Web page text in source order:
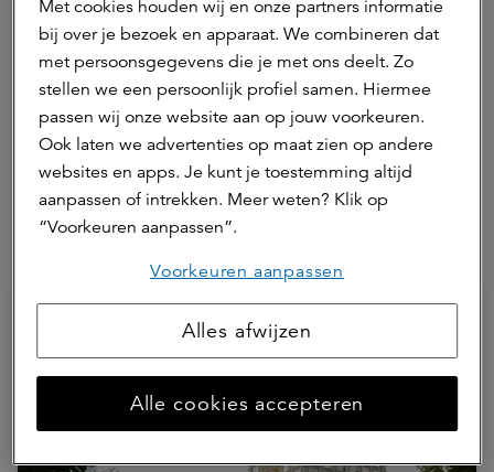
ASR Dutch Core Residential Fund
Deel dit artikel
Hierna lezen
Met cookies houden wij en onze partners informatie
bij over je bezoek en apparaat. We combineren dat
met persoonsgegevens die je met ons deelt. Zo
stellen we een persoonlijk profiel samen. Hiermee
passen wij onze website aan op jouw voorkeuren.
Ook laten we advertenties op maat zien op andere
websites en apps. Je kunt je toestemming altijd
aanpassen of intrekken. Meer weten? Klik op
“Voorkeuren aanpassen”.
Voorkeuren aanpassen
Alles afwijzen
Alle cookies accepteren